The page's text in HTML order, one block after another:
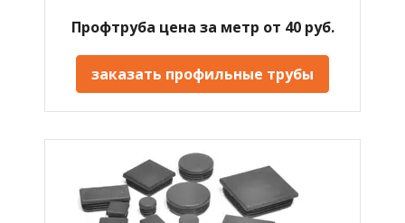
Профтруба цена за метр от 40 руб.
заказать профильные трубы